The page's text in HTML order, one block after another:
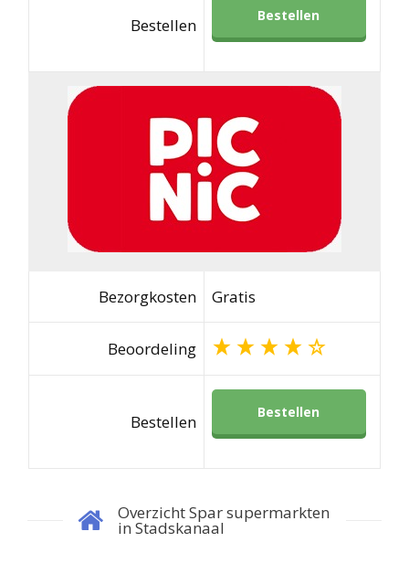
Bestellen Bestellen
Bezorgkosten Gratis
Beoordeling
Bestellen Bestellen
Overzicht Spar supermarkten
in Stadskanaal